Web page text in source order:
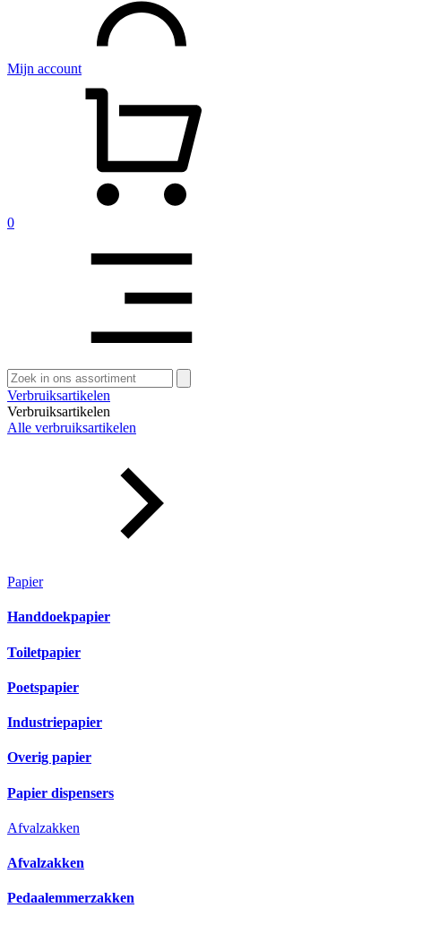
Mijn account
0
Zoeken
naar:
Verbruiksartikelen
Verbruiksartikelen
Alle verbruiksartikelen
Papier
Handdoekpapier
Toiletpapier
Poetspapier
Industriepapier
Overig papier
Papier dispensers
Afvalzakken
Afvalzakken
Pedaalemmerzakken